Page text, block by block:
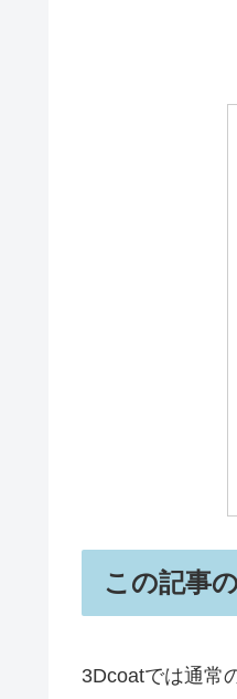
この記事
3Dcoatでは通常